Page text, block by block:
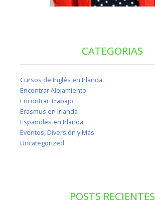
CATEGORIAS
Cursos de Inglés en Irlanda
Encontrar Alojamiento
Encontrar Trabajo
Erasmus en Irlanda
Españoles en Irlanda
Eventos, Diversión y Más
Uncategorized
POSTS RECIENTES